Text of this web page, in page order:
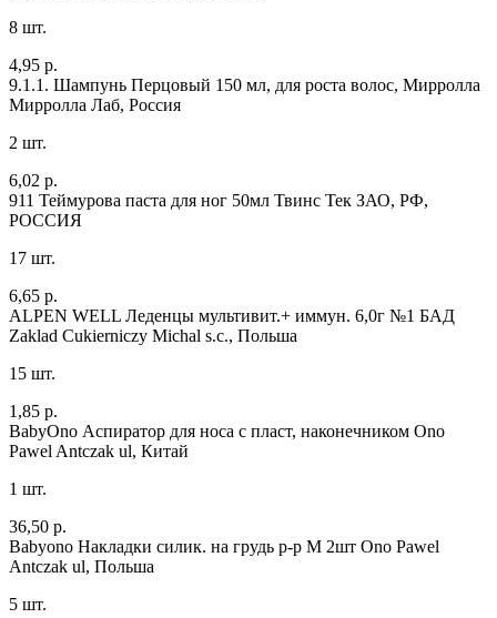
8 шт.
4,95 р.
9.1.1. Шампунь Перцовый 150 мл, для роста волос, Мирролла
Мирролла Лаб, Россия
2 шт.
6,02 р.
911 Теймурова паста для ног 50мл Твинс Тек ЗАО, РФ,
РОССИЯ
17 шт.
6,65 р.
ALPEN WELL Леденцы мультивит.+ иммун. 6,0г №1 БАД
Zaklad Cukierniczy Michal s.c., Польша
15 шт.
1,85 р.
BabyOno Аспиратор для носа с пласт, наконечником Ono
Pawel Antczak ul, Китай
1 шт.
36,50 р.
Babyono Накладки силик. на грудь р-р M 2шт Ono Pawel
Antczak ul, Польша
5 шт.